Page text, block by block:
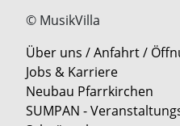
© MusikVilla
Über uns / Anfahrt /
Jobs & Karriere
Neubau Pfarrkirchen
SUMPAN -